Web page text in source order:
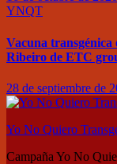
YNQT
Vacuna
Ribeiro de ETC
28 de septiembre de
Yo No Quiero
Campaña Yo No